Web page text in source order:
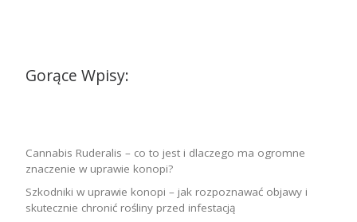
Gorące Wpisy:
Cannabis Ruderalis – co to jest i dlaczego ma ogromne
znaczenie w uprawie konopi?
Szkodniki w uprawie konopi – jak rozpoznawać objawy i
skutecznie chronić rośliny przed infestacją